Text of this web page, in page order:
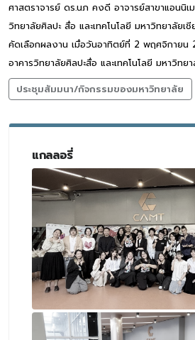
ศาสตราจารย์ ดร.นภ คงดี อาจารย์สาขาแอนนิเ
วิทยาลัยศิลปะ สื่อ และเทคโนโลยี มหาวิทยาลัยเ
คัดเลือกผลงาน เมื่อวันอาทิตย์ที่ 2 พฤศจิกาย
อาคารวิทยาลัยศิลปะสื่อ และเทคโนโลยี มหาวิทย
ประชุมสัมมนา/กิจกรรมของมหาวิทยาลัย
แกลลอรี่